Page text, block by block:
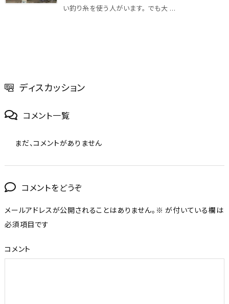
い釣り糸を使う人がいます。 でも大 ...
ディスカッション
コメント一覧
まだ、コメントがありません
コメントをどうぞ
メールアドレスが公開されることはありません。 ※ が付いている欄は
必須項目です
コメント